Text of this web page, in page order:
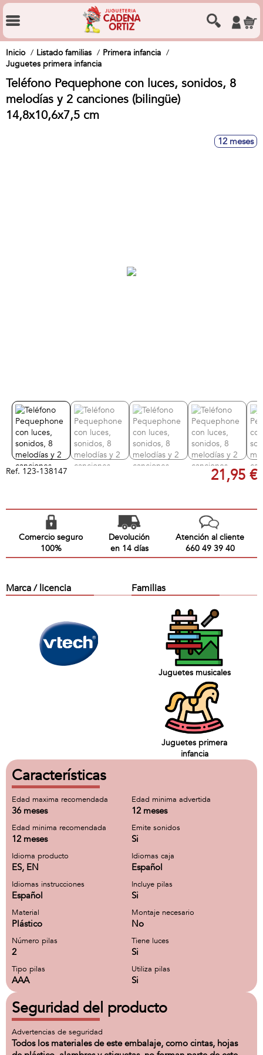
Inicio Listado familias
Primera infancia
Juguetes primera infancia
Teléfono Pequephone con luces, sonidos, 8
melodías y 2 canciones (bilingüe)
14,8x10,6x7,5 cm
12 meses
Ref. 123-138147 21,95 €
Comercio seguro
100%
Devolución
en 14 días
Atención al cliente
660 49 39 40
Marca / licencia Familias
Juguetes musicales
Juguetes primera
infancia
Características
Edad maxima recomendada
36 meses
Edad minima advertida
12 meses
Edad minima recomendada
12 meses
Emite sonidos
Si
Idioma producto
ES, EN
Idiomas caja
Español
Idiomas instrucciones
Español
Incluye pilas
Si
Material
Plástico
Montaje necesario
No
Número pilas
2
Tiene luces
Si
Tipo pilas
AAA
Utiliza pilas
Si
Seguridad del producto
Advertencias de seguridad
Todos los materiales de este embalaje, como cintas, hojas